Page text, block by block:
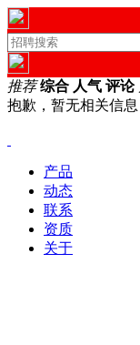
推荐 综合 人气 评论
抱歉，暂无相关信息
产品
动态
联系
资质
关于